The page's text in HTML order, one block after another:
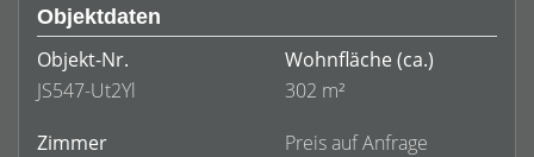
Objektdaten
Objekt-Nr.
JS547-Ut2Yl
Wohnfläche (ca.)
302 m²
Zimmer
Preis auf Anfrage